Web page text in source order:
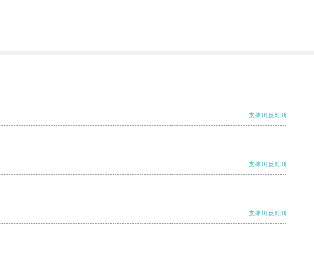
支持[0] 反对[0]
支持[0] 反对[0]
支持[0] 反对[0]